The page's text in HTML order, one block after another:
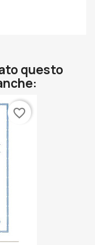
questo
favorite_border